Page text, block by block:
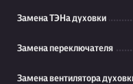
Замена ТЭНа духовки
Замена переключателя
Замена вентилятора